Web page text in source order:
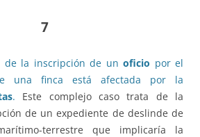
7
de la inscripción de unoficio por el
una finca está afectada por la
. Este complejo caso trata de la
de un expediente de deslinde de
terrestre que implicaría la